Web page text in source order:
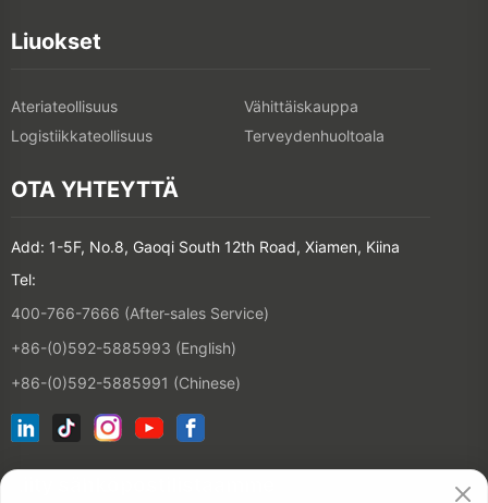
Liuokset
Ateriateollisuus
Vähittäiskauppa
Logistiikkateollisuus
Terveydenhuoltoala
OTA YHTEYTTÄ
Add: 1-5F, No.8, Gaoqi South 12th Road, Xiamen, Kiina
Tel:
400-766-7666 (After-sales Service)
+86-(0)592-5885993 (English)
+86-(0)592-5885991 (Chinese)